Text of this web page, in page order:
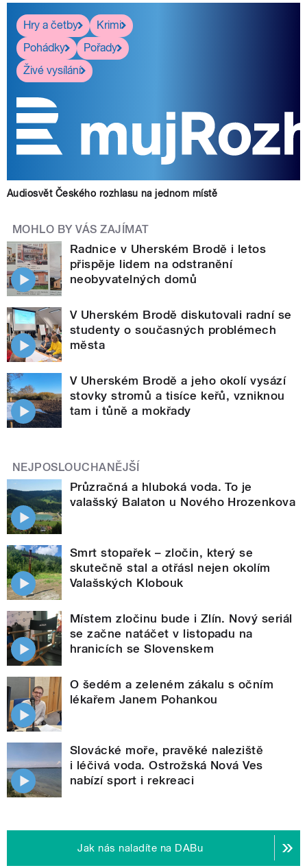
Hry a četby
Krimi
Pohádky
Pořady
Živé vysílání
Audiosvět Českého rozhlasu na jednom místě
MOHLO BY VÁS ZAJÍMAT
Radnice v Uherském Brodě i letos
přispěje lidem na odstranění
neobyvatelných domů
V Uherském Brodě diskutovali radní se
studenty o současných problémech
města
V Uherském Brodě a jeho okolí vysází
stovky stromů a tisíce keřů, vzniknou
tam i tůně a mokřady
NEJPOSLOUCHANĚJŠÍ
Průzračná a hluboká voda. To je
valašský Balaton u Nového Hrozenkova
Smrt stopařek – zločin, který se
skutečně stal a otřásl nejen okolím
Valašských Klobouk
Místem zločinu bude i Zlín. Nový seriál
se začne natáčet v listopadu na
hranicích se Slovenskem
O šedém a zeleném zákalu s očním
lékařem Janem Pohankou
Slovácké moře, pravěké naleziště
i léčivá voda. Ostrožská Nová Ves
nabízí sport i rekreaci
Jak nás naladíte na DABu